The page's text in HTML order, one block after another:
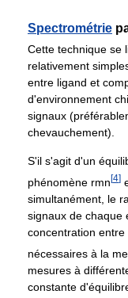
Spectrométrie
Cette technique se
relativement
entre ligand et
d'environnement
signaux
chevauchement).
S'il s'agit d'un
phénomène rmn [4]
simultanément, le
signaux de chaque
concentration
nécessaires à la
mesures à
constante